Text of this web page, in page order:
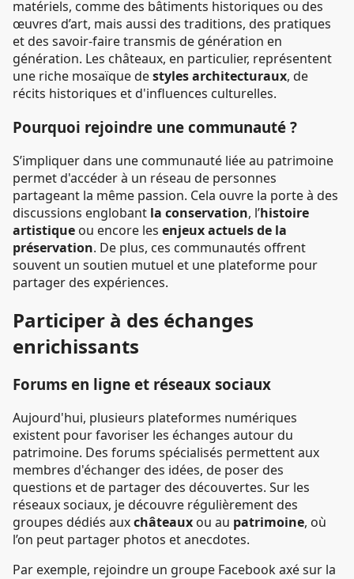
matériels, comme des bâtiments historiques ou des
œuvres d’art, mais aussi des traditions, des pratiques
et des savoir-faire transmis de génération en
génération. Les châteaux, en particulier, représentent
une riche mosaïque destyles architecturaux, de
récits historiques et d'influences culturelles.
Pourquoi rejoindre une communauté ?
S’impliquer dans une communauté liée au patrimoine
permet d'accéder à un réseau de personnes
partageant la même passion. Cela ouvre la porte à des
discussions englobant la conservation, l’histoire
artistique ou encore les enjeux actuels de la
préservation. De plus, ces communautés offrent
souvent un soutien mutuel et une plateforme pour
partager des expériences.
Participer à des échanges
enrichissants
Forums en ligne et réseaux sociaux
Aujourd'hui, plusieurs plateformes numériques
existent pour favoriser les échanges autour du
patrimoine. Des forums spécialisés permettent aux
membres d'échanger des idées, de poser des
questions et de partager des découvertes. Sur les
réseaux sociaux, je découvre régulièrement des
groupes dédiés auxchâteaux ou au patrimoine, où
l’on peut partager photos et anecdotes.
Par exemple, rejoindre un groupe Facebook axé sur la